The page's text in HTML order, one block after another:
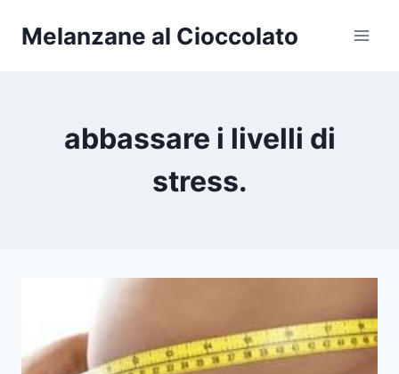
Melanzane al Cioccolato
abbassare i livelli di
stress.